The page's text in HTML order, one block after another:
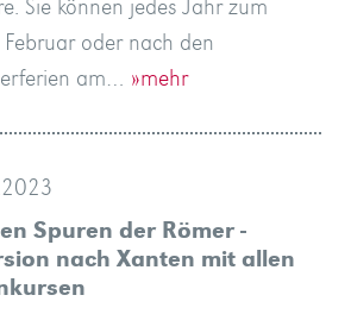
Sie können jedes Jahr zum
Februar oder nach den
am… »mehr
Spuren der Römer -
nach Xanten mit allen